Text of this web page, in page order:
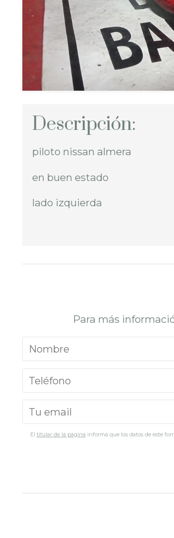
Descripción:
piloto nissan almera
en buen estado
lado izquierda
Para más
El titular de la página informa que los datos de este